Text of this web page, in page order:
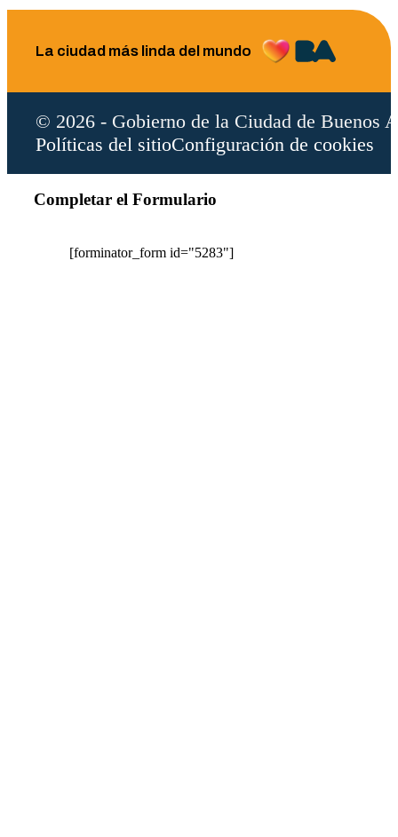
La ciudad más linda del mundo
© 2026 - Gobierno de la Ciudad de Buenos
Políticas del sitioConfiguración de cookies
Completar el Formulario
[forminator_form id="5283"]